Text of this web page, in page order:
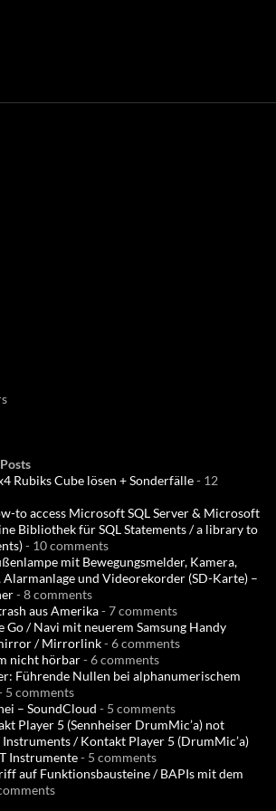
Rubiks Cube lösen + Sonderfälle- 12
to access Microsoft SQL Server & Microsoft
Bibliothek für SQL Statements / a library to
- 10 comments
mit Bewegungsmelder, Kamera,
Alarmanlage und Videorekorder (SD-Karte) –
- 8 comments
aus Amerika- 7 comments
Go / Navi mit neuerem Samsung Handy
/ Mirrorlink- 6 comments
nicht hörbar- 6 comments
Führende Nullen bei alphanumerischem
5 comments
– SoundCloud - 5 comments
Player 5 (Sennheiser DrumMic’a) not
/ Kontakt Player 5 (DrumMic’a)
Instrumente- 5 comments
auf Funktionsbausteine / BAPIs mit dem